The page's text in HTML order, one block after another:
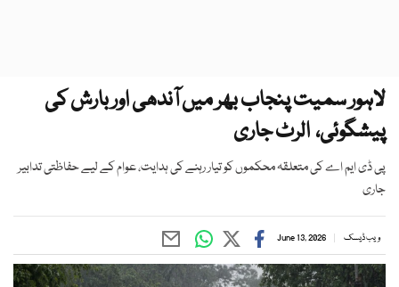
لاہور سمیت پنجاب بھر میں آندھی اور بارش کی
پیشگوئی، الرٹ جاری
پی ڈی ایم اے کی متعلقہ محکموں کو تیار رہنے کی ہدایت، عوام کے لیے حفاظتی تدابیر
جاری
ویب ڈیسک June 13, 2026